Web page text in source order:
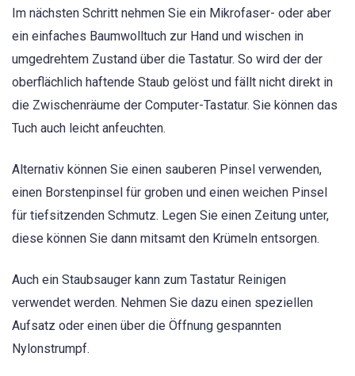
Im nächsten Schritt nehmen Sie ein Mikrofaser- oder aber
ein einfaches Baumwolltuch zur Hand und wischen in
umgedrehtem Zustand über die Tastatur. So wird der der
oberflächlich haftende Staub gelöst und fällt nicht direkt in
die Zwischenräume der Computer-Tastatur. Sie können das
Tuch auch leicht anfeuchten.
Alternativ können Sie einen sauberen Pinsel verwenden,
einen Borstenpinsel für groben und einen weichen Pinsel
für tiefsitzenden Schmutz. Legen Sie einen Zeitung unter,
diese können Sie dann mitsamt den Krümeln entsorgen.
Auch ein Staubsauger kann zum Tastatur Reinigen
verwendet werden. Nehmen Sie dazu einen speziellen
Aufsatz oder einen über die Öffnung gespannten
Nylonstrumpf.